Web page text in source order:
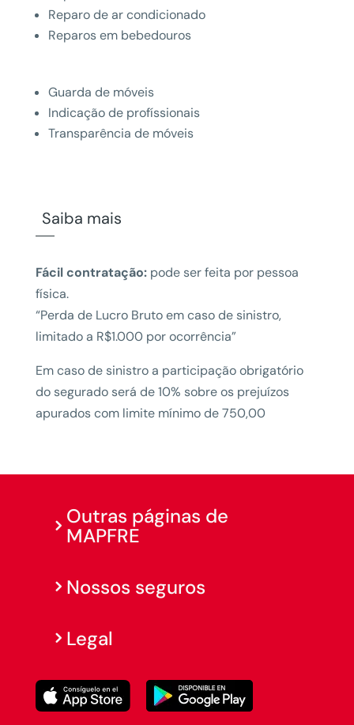
Reparo de ar condicionado
Reparos em bebedouros
Guarda de móveis
Indicação de profíssionais
Transparência de móveis
Saiba mais
Fácil contratação:pode ser feita por pessoa
física.
“Perda de Lucro Bruto em caso de sinistro,
limitado a R$1.000 por ocorrência”
Em caso de sinistro a participação obrigatório
do segurado será de 10% sobre os prejuízos
apurados com limite mínimo de 750,00
Outras páginas de
MAPFRE
Nossos seguros
Legal